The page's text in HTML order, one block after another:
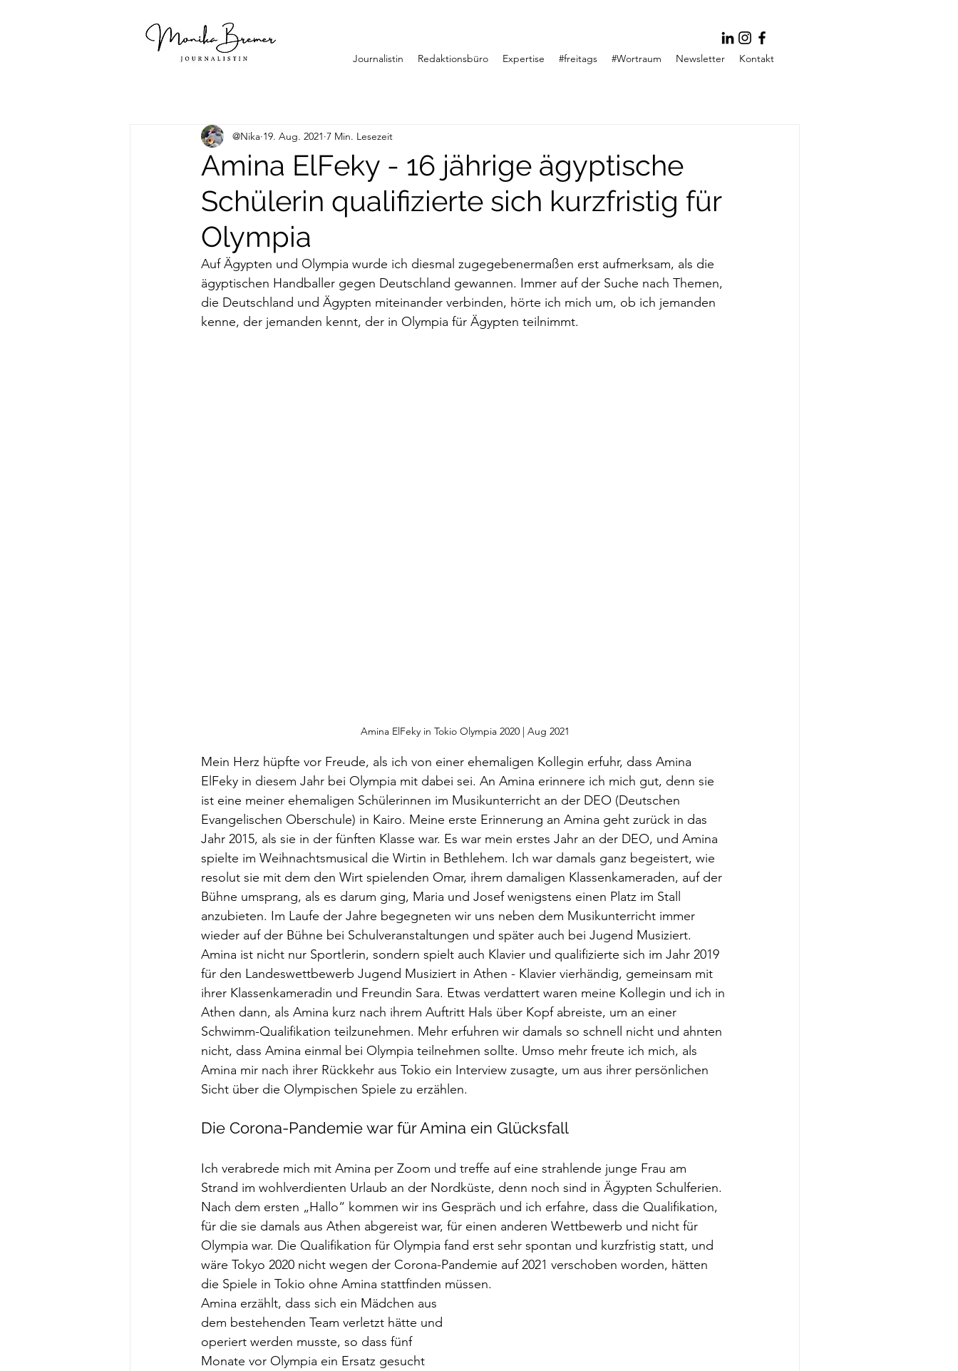
Journalistin Redaktionsbüro Expertise #freitags #Wortraum Newsletter Kontakt
Amina ElFeky - 16 jährige ägyptische
Schülerin qualifizierte sich kurzfristig für
Olympia
@Nika 19. Aug. 2021 7 Min. Lesezeit
Auf Ägypten und Olympia wurde ich diesmal zugegebenermaßen erst aufmerksam, als die
ägyptischen Handballer gegen Deutschland gewannen. Immer auf der Suche nach Themen,
die Deutschland und Ägypten miteinander verbinden, hörte ich mich um, ob ich jemanden
kenne, der jemanden kennt, der in Olympia für Ägypten teilnimmt.
Amina ElFeky in Tokio Olympia 2020 | Aug 2021
Mein Herz hüpfte vor Freude, als ich von einer ehemaligen Kollegin erfuhr, dass Amina
ElFeky in diesem Jahr bei Olympia mit dabei sei. An Amina erinnere ich mich gut, denn sie
ist eine meiner ehemaligen Schülerinnen im Musikunterricht an der DEO (Deutschen
Evangelischen Oberschule) in Kairo. Meine erste Erinnerung an Amina geht zurück in das
Jahr 2015, als sie in der fünften Klasse war. Es war mein erstes Jahr an der DEO, und Amina
spielte im Weihnachtsmusical die Wirtin in Bethlehem. Ich war damals ganz begeistert, wie
resolut sie mit dem den Wirt spielenden Omar, ihrem damaligen Klassenkameraden, auf der
Bühne umsprang, als es darum ging, Maria und Josef wenigstens einen Platz im Stall
anzubieten. Im Laufe der Jahre begegneten wir uns neben dem Musikunterricht immer
wieder auf der Bühne bei Schulveranstaltungen und später auch bei Jugend Musiziert.
Amina ist nicht nur Sportlerin, sondern spielt auch Klavier und qualifizierte sich im Jahr 2019
für den Landeswettbewerb Jugend Musiziert in Athen - Klavier vierhändig, gemeinsam mit
ihrer Klassenkameradin und Freundin Sara. Etwas verdattert waren meine Kollegin und ich in
Athen dann, als Amina kurz nach ihrem Auftritt Hals über Kopf abreiste, um an einer
Schwimm-Qualifikation teilzunehmen. Mehr erfuhren wir damals so schnell nicht und ahnten
nicht, dass Amina einmal bei Olympia teilnehmen sollte. Umso mehr freute ich mich, als
Amina mir nach ihrer Rückkehr aus Tokio ein Interview zusagte, um aus ihrer persönlichen
Sicht über die Olympischen Spiele zu erzählen.
Die Corona-Pandemie war für Amina ein Glücksfall
Ich verabrede mich mit Amina per Zoom und treffe auf eine strahlende junge Frau am
Strand im wohlverdienten Urlaub an der Nordküste, denn noch sind in Ägypten Schulferien.
Nach dem ersten „Hallo“ kommen wir ins Gespräch und ich erfahre, dass die Qualifikation,
für die sie damals aus Athen abgereist war, für einen anderen Wettbewerb und nicht für
Olympia war. Die Qualifikation für Olympia fand erst sehr spontan und kurzfristig statt, und
wäre Tokyo 2020 nicht wegen der Corona-Pandemie auf 2021 verschoben worden, hätten
die Spiele in Tokio ohne Amina stattfinden müssen.
Amina erzählt, dass sich ein Mädchen aus
dem bestehenden Team verletzt hätte und
operiert werden musste, so dass fünf
Monate vor Olympia ein Ersatz gesucht